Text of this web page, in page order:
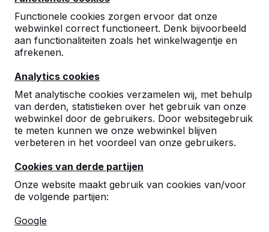
Functionele cookies zorgen ervoor dat onze
webwinkel correct functioneert. Denk bijvoorbeeld
aan functionaliteiten zoals het winkelwagentje en
afrekenen.
Analytics cookies
Met analytische cookies verzamelen wij, met behulp
van derden, statistieken over het gebruik van onze
webwinkel door de gebruikers. Door websitegebruik
te meten kunnen we onze webwinkel blijven
verbeteren in het voordeel van onze gebruikers.
Cookies van derde partijen
Onze website maakt gebruik van cookies van/voor
de volgende partijen:
Google
Betonnen tafeltennistafels,
bankjes en speltafels.
robuuste spel- en speeltafels.
Bekijk onze tafels -->